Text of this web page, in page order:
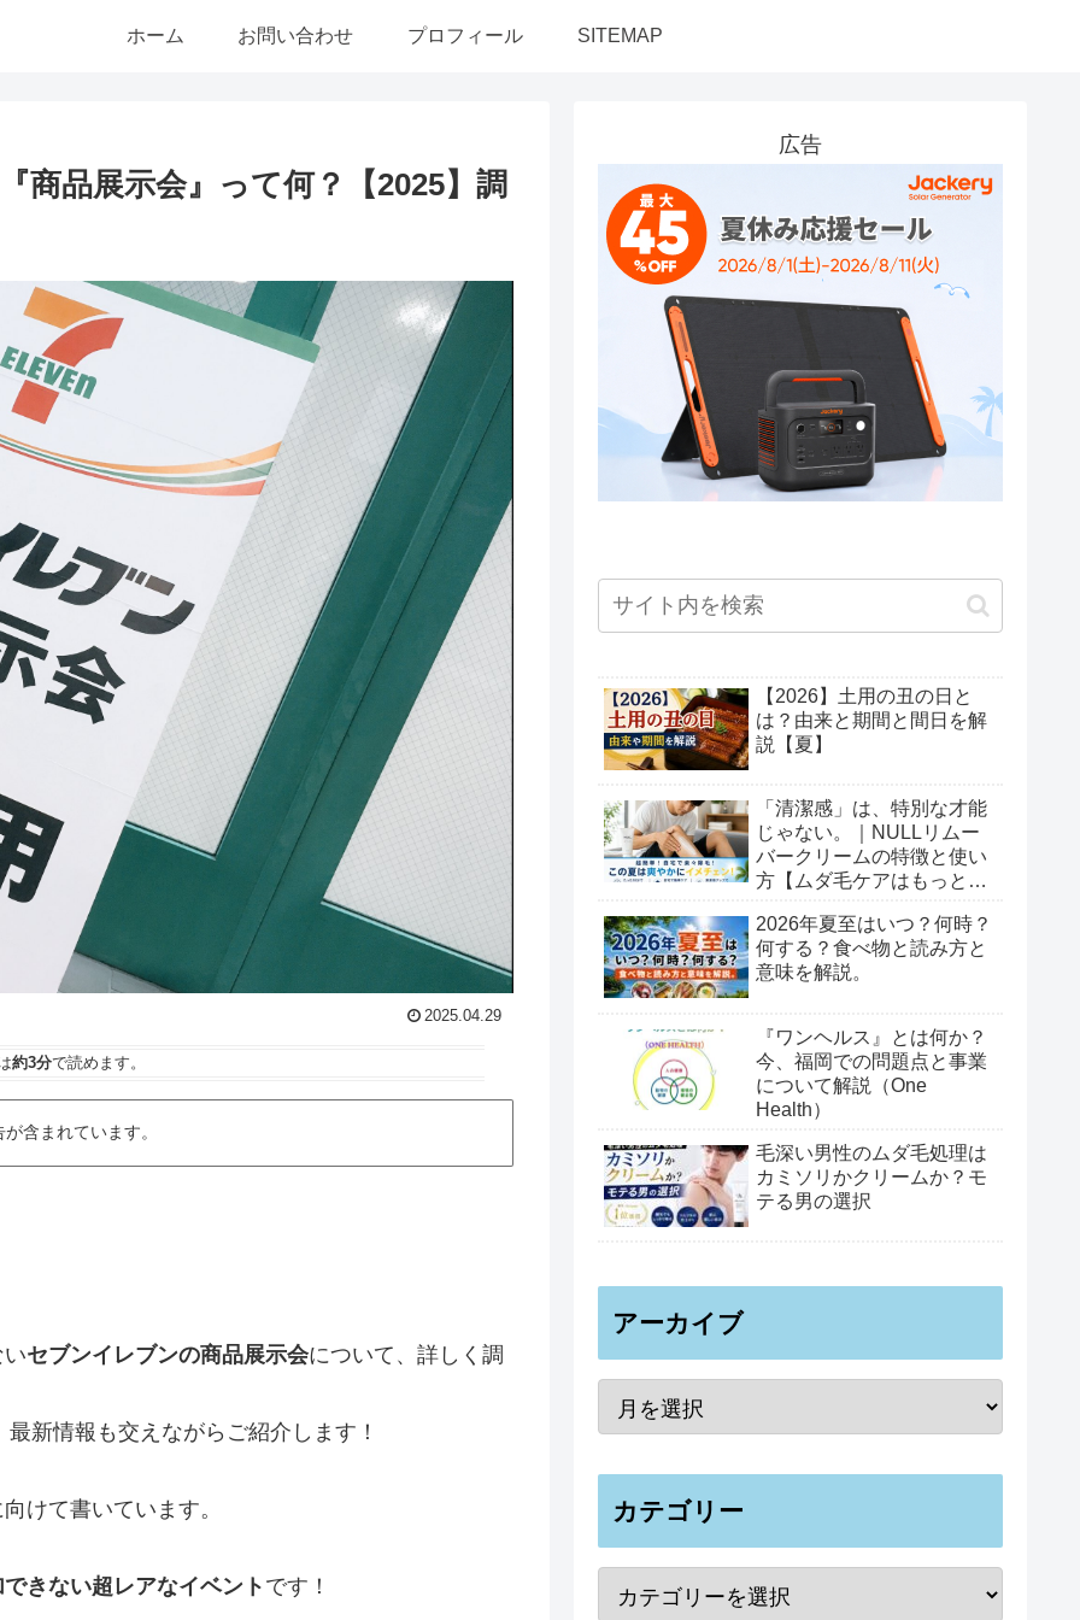
ホーム お問い合わせ プロフィール SITEMAP
商品展示会』って何？【2025】調
2025.04.29
約3分で読めます。
含まれています。
セブンイレブンの商品展示会について、詳しく調
新情報も交えながらご紹介します！
けて書いています。
きない超レアなイベント です！
広告
【2026】土用の丑の日と
は？由来と期間と間日を解
説【夏】
「清潔感」は、特別な才能
じゃない。｜NULLリムー
バークリームの特徴と使い
方【ムダ毛ケアはもっと簡
2026年夏至はいつ？何時？
何する？食べ物と読み方と
意味を解説。
『ワンヘルス』とは何か？
今、福岡での問題点と事業
について解説（One
Health）
毛深い男性のムダ毛処理は
カミソリかクリームか？モ
テる男の選択
アーカイブ
カテゴリー